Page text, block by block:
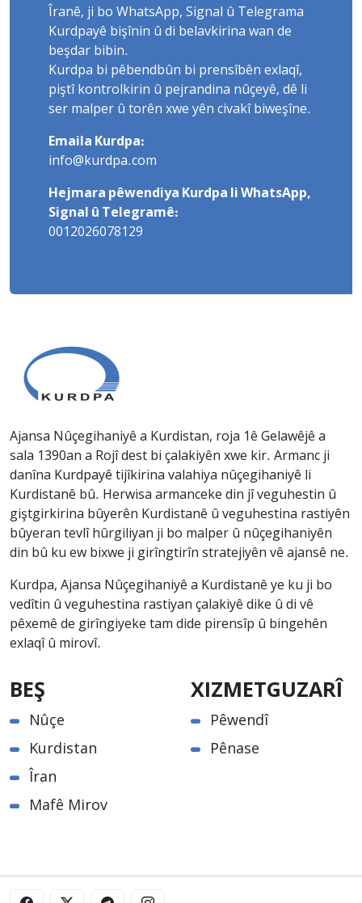
Îranê, ji bo WhatsApp, Signal û Telegrama
Kurdpayê bişînin û di belavkirina wan de
beşdar bibin.
Kurdpa bi pêbendbûn bi prensîbên exlaqî,
piştî kontrolkirin û pejrandina nûçeyê, dê li
ser malper û torên xwe yên civakî biweşîne.
Emaila Kurdpa:
info@kurdpa.com
Hejmara pêwendiya Kurdpa li WhatsApp,
Signal û Telegramê:
0012026078129
Ajansa Nûçegihaniyê a Kurdistan, roja 1ê Gelawêjê a
sala 1390an a Rojî dest bi çalakiyên xwe kir. Armanc ji
danîna Kurdpayê tijîkirina valahiya nûçegihaniyê li
Kurdistanê bû. Herwisa armanceke din jî veguhestin û
giştgirkirina bûyerên Kurdistanê û veguhestina rastiyên
bûyeran tevlî hûrgiliyan ji bo malper û nûçegihaniyên
din bû ku ew bixwe ji girîngtirîn stratejiyên vê ajansê ne.
Kurdpa, Ajansa Nûçegihaniyê a Kurdistanê ye ku ji bo
vedîtin û veguhestina rastiyan çalakiyê dike û di vê
pêxemê de girîngiyeke tam dide pirensîp û bingehên
exlaqî û mirovî.
BEŞ
Nûçe
Kurdistan
Îran
Mafê Mirov
XIZMETGUZARÎ
Pêwendî
Pênase